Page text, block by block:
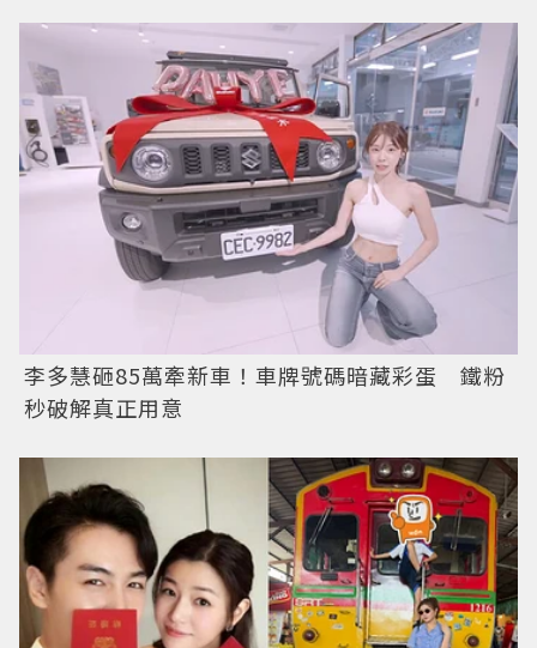
李多慧砸85萬牽新車！車牌號碼暗藏彩蛋 鐵粉
秒破解真正用意